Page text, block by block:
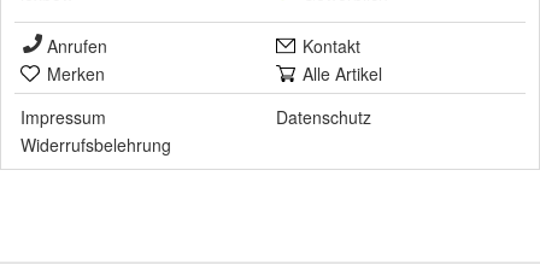
Anrufen
Kontakt
Merken
Alle Artikel
Impressum
Datenschutz
Widerrufsbelehrung